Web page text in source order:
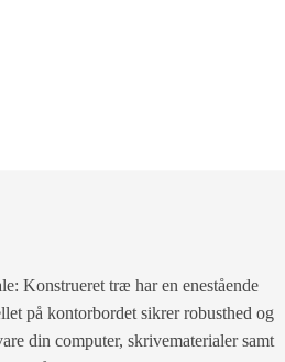
Konstrueret træ har en enestående
på kontorbordet sikrer robusthed og
din computer, skrivematerialer samt